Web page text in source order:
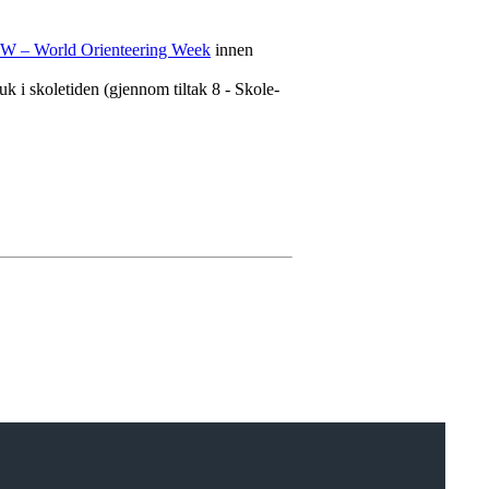
– World Orienteering Week innen
i skoletiden (gjennom tiltak 8 - Skole-